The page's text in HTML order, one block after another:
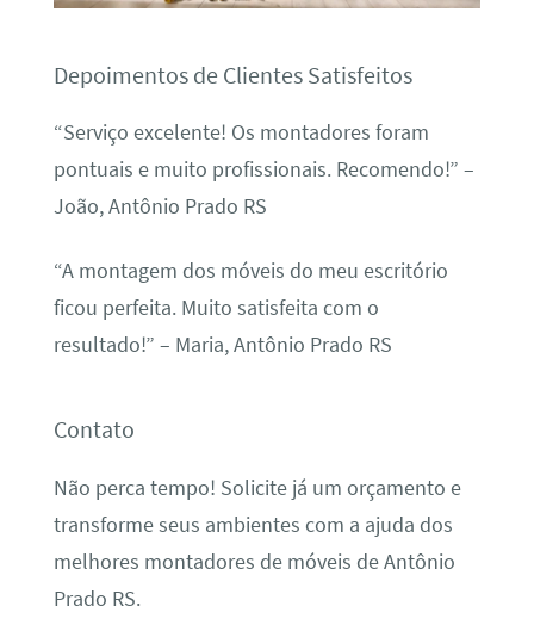
Depoimentos de Clientes Satisfeitos
“Serviço excelente! Os montadores foram
pontuais e muito profissionais. Recomendo!” –
João, Antônio Prado RS
“A montagem dos móveis do meu escritório
ficou perfeita. Muito satisfeita com o
resultado!” – Maria, Antônio Prado RS
Contato
Não perca tempo! Solicite já um orçamento e
transforme seus ambientes com a ajuda dos
melhores montadores de móveis de Antônio
Prado RS.